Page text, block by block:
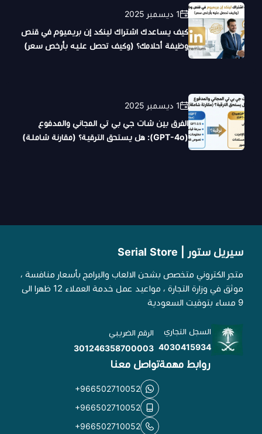
1 ديسمبر 2025
كيف يساعدك اشتراك لينكد إن بريميوم في قنص
وظيفة أحلامك؟ (وكيف تحصل عليه بأرخص سعر)
1 ديسمبر 2025
الفرق بين شات جي بي تي المجاني والمدفوع
(GPT-4o): هل يستحق الترقية؟ (مقارنة شاملة)
سيريل ستور | Serial Store
متجر الكتروني متخصص بشحن الالعاب والبرامج بأسعار منافسة ،
موثق في وزارة التجارة ، مواعيد عمل خدمة العملاء 12 ظهرا الى
9 مساء بتوقيت السعودية
السجل التجاري
4030415934
الرقم الضريبي
301246358700003
روابط مهمةتواصل معنا
+966502710052
+966502710052
+966502710052